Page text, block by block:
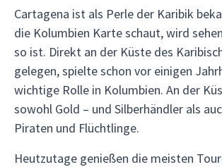
Cartagena ist als Perle der Karibik
die Kolumbien Karte schaut, wird
so ist. Direkt an der Küste des
gelegen, spielte schon vor einigen
wichtige Rolle in Kolumbien. An der
sowohl Gold – und Silberhändler als
Piraten und Flüchtlinge.
Heutzutage genießen die meisten